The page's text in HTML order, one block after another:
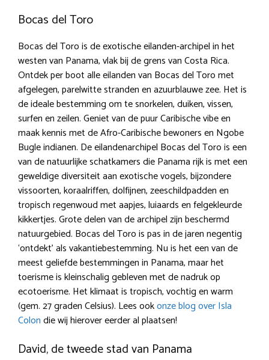
Bocas del Toro
Bocas del Toro is de exotische eilanden-archipel in het
westen van Panama, vlak bij de grens van Costa Rica.
Ontdek per boot alle eilanden van Bocas del Toro met
afgelegen, parelwitte stranden en azuurblauwe zee. Het is
de ideale bestemming om te snorkelen, duiken, vissen,
surfen en zeilen. Geniet van de puur Caribische vibe en
maak kennis met de Afro-Caribische bewoners en Ngobe
Bugle indianen. De eilandenarchipel Bocas del Toro is een
van de natuurlijke schatkamers die Panama rijk is met een
geweldige diversiteit aan exotische vogels, bijzondere
vissoorten, koraalriffen, dolfijnen, zeeschildpadden en
tropisch regenwoud met aapjes, luiaards en felgekleurde
kikkertjes. Grote delen van de archipel zijn beschermd
natuurgebied. Bocas del Toro is pas in de jaren negentig
‘ontdekt’ als vakantiebestemming. Nu is het een van de
meest geliefde bestemmingen in Panama, maar het
toerisme is kleinschalig gebleven met de nadruk op
ecotoerisme. Het klimaat is tropisch, vochtig en warm
(gem. 27 graden Celsius). Lees ookonze blog over Isla
Colondie wij hierover eerder al plaatsen!
David, de tweede stad van Panama